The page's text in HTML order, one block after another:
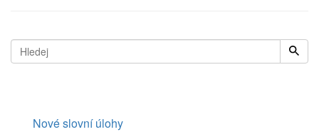
Nové slovní úlohy